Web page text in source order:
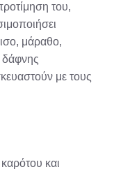
του,
μάραθο,
δάφνης
με τους
και